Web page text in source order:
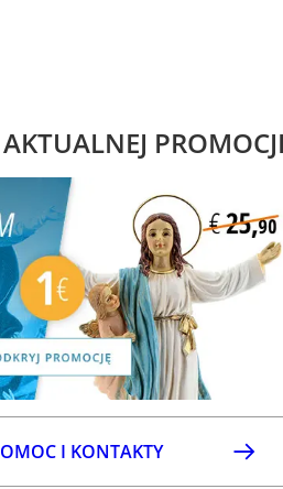
I KONTAKTY